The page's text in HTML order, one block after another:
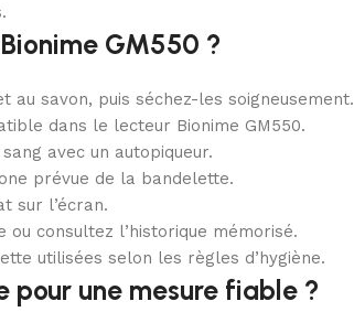
GM550 ?
au savon, puis séchez-les soigneusement.
dans le lecteur Bionime GM550.
avec un autopiqueur.
prévue de la bandelette.
sur l’écran.
consultez l’historique mémorisé.
utilisées selon les règles d’hygiène.
pour une mesure fiable ?